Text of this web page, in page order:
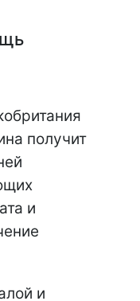
получит
и
и